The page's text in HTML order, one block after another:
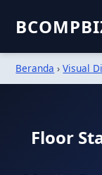
Beranda ›Visual
Floor